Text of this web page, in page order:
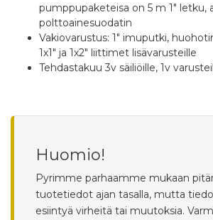
pumppupaketeisa on 5 m 1" letku,
polttoainesuodatin
Vakiovarustus: 1" imuputki,
1x1" ja 1x2" liittimet lisävarusteille
Tehdastakuu 3v säiliöille, 1v
Huomio!
Pyrimme parhaamme mukaan
tuotetiedot ajan tasalla, mutta
esiintyä virheitä tai muutoksia.